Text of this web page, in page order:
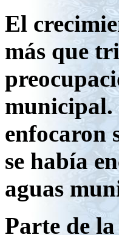
El
más que
municipal.
enfocaron
se había
aguas
Parte de